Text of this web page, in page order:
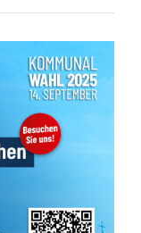
Suche
und